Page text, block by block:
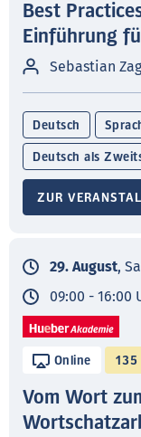
Best
Einführung
Sebastian
Deutsch
Deutsch als
ZUR
29. August,
09:00 - 16:00
Online 135
Vom Wort